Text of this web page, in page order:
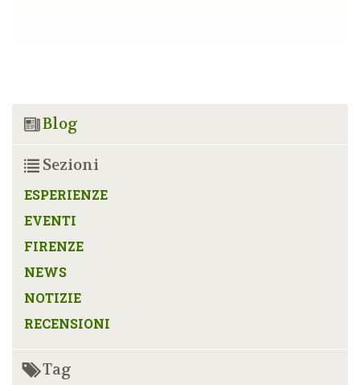
Blog
Sezioni
ESPERIENZE
EVENTI
FIRENZE
NEWS
NOTIZIE
RECENSIONI
Tag